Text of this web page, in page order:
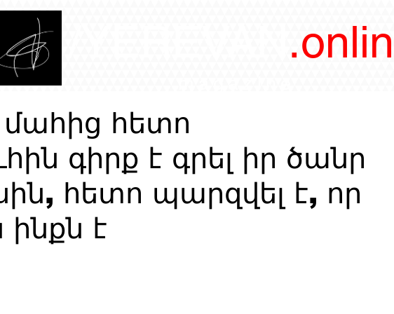
մահից հետո
գիրք է գրել իր ծանր
հետո պարզվել է, որ
է